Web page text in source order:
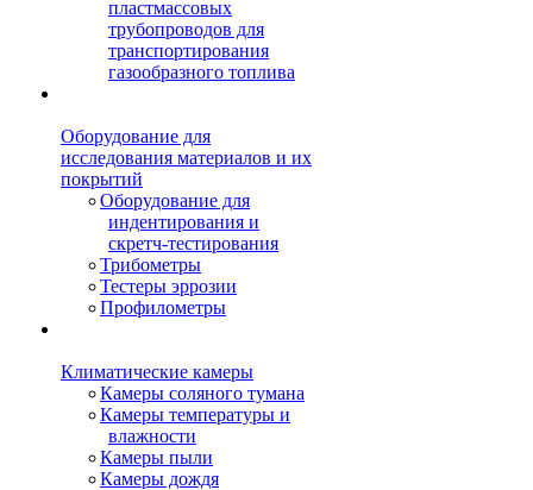
пластмассовых
трубопроводов для
транспортирования
газообразного топлива
Оборудование для
исследования материалов и их
покрытий
Оборудование для
индентирования и
скретч-тестирования
Трибометры
Тестеры эррозии
Профилометры
Климатические камеры
Камеры соляного тумана
Камеры температуры и
влажности
Камеры пыли
Камеры дождя